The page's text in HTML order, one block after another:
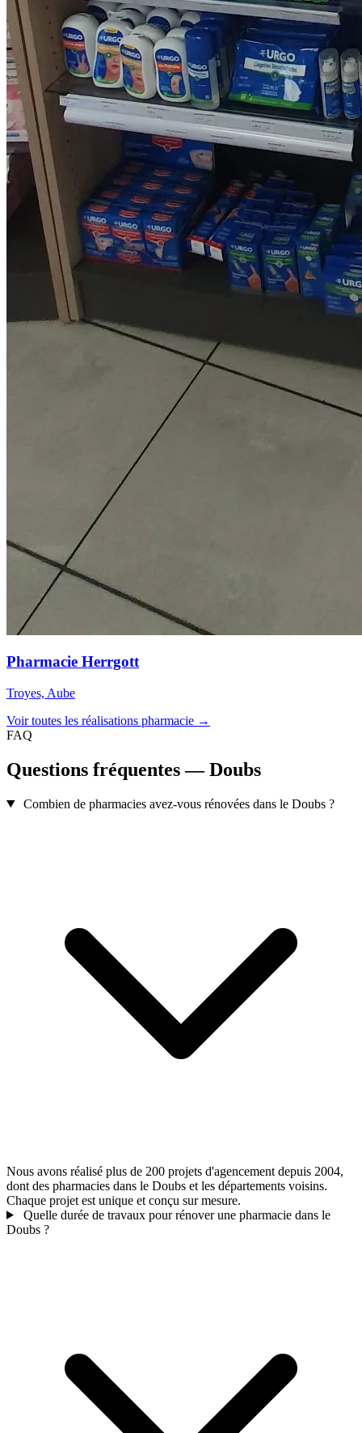
Pharmacie Herrgott
Troyes, Aube
Voir toutes les réalisations pharmacie →
FAQ
Questions fréquentes — Doubs
Combien de pharmacies avez-vous rénovées dans le Doubs ?
Nous avons réalisé plus de 200 projets d'agencement depuis 2004,
dont des pharmacies dans le Doubs et les départements voisins.
Chaque projet est unique et conçu sur mesure.
Quelle durée de travaux pour rénover une pharmacie dans le
Doubs ?